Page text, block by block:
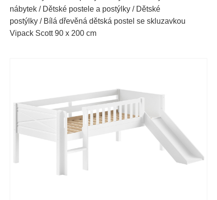
nábytek / Dětské postele a postýlky / Dětské
postýlky / Bílá dřevěná dětská postel se skluzavkou
Vipack Scott 90 x 200 cm